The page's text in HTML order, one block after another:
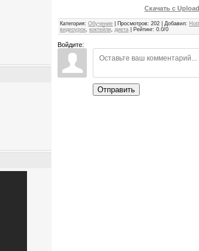
Скачать с
Категория: Обучение Просмотров: 202 Добавил:
видеоурок ,коктейли диета Рейтинг: 0.0/0
Войдите:
Отправить